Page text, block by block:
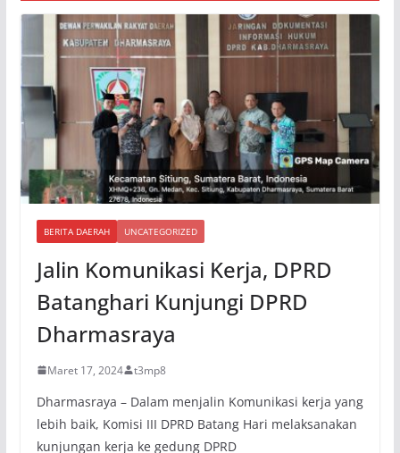
BERITA DAERAH UNCATEGORIZED
Jalin Komunikasi Kerja, DPRD
Batanghari Kunjungi DPRD
Dharmasraya
Maret 17, 2024 t3mp8
Dharmasraya – Dalam menjalin Komunikasi kerja yang
lebih baik, Komisi III DPRD Batang Hari melaksanakan
kunjungan kerja ke gedung DPRD